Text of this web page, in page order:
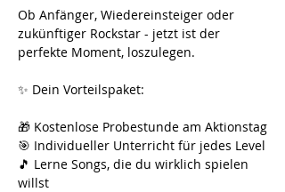
Ob Anfänger, Wiedereinsteiger oder
zukünftiger Rockstar - jetzt ist der
perfekte Moment, loszulegen.
✨ Dein Vorteilspaket:
🎁 Kostenlose Probestunde am Aktionstag
🎯 Individueller Unterricht für jedes Level
🎵 Lerne Songs, die du wirklich spielen
willst